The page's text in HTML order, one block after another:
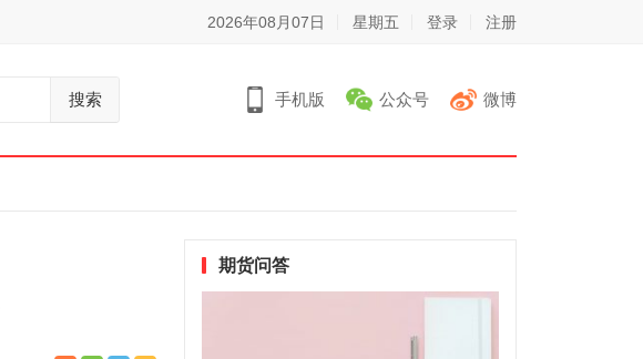
2026年08月07日 星期五 登录 注册
搜索 手机版 公众号 微博
期货问答